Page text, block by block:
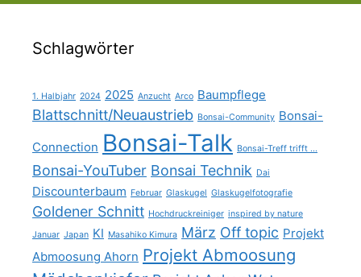
Schlagwörter
1. Halbjahr 2024 2025 Anzucht Arco Baumpflege
Blattschnitt/Neuaustrieb Bonsai-Community Bonsai-
Connection Bonsai-Talk Bonsai-Treff trifft ...
Bonsai-YouTuber Bonsai Technik Dai
Discounterbaum Februar Glaskugel Glaskugelfotografie
Goldener Schnitt Hochdruckreiniger inspired by nature
Januar Japan KI Masahiko Kimura März Off topic Projekt
Abmoosung Ahorn Projekt Abmoosung